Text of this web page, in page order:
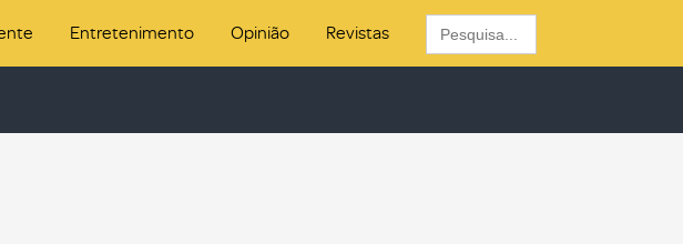
Entretenimento Opinião Revistas
Search
for: